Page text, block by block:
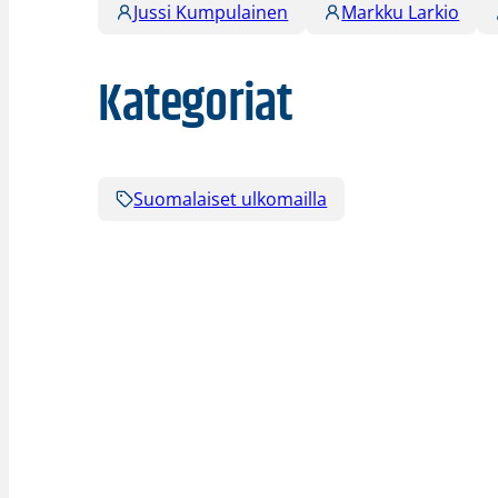
Jussi Kumpulainen Markku Larkio
Kategoriat
Suomalaiset ulkomailla